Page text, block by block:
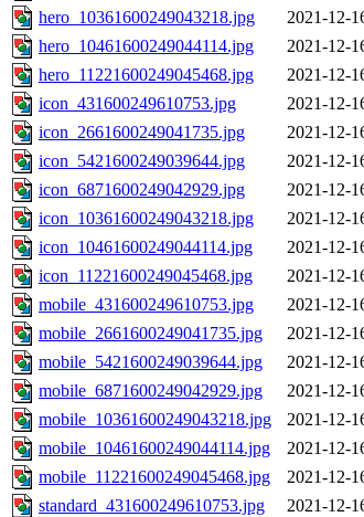
hero_10361600249043218.jpg
2021-12-
hero_10461600249044114.jpg
2021-12-
hero_11221600249045468.jpg
2021-12-
icon_431600249610753.jpg
2021-12-
icon_2661600249041735.jpg
2021-12-
icon_5421600249039644.jpg
2021-12-
icon_6871600249042929.jpg
2021-12-
icon_10361600249043218.jpg
2021-12-
icon_10461600249044114.jpg
2021-12-
icon_11221600249045468.jpg
2021-12-
mobile_431600249610753.jpg
2021-12-
mobile_2661600249041735.jpg
2021-12-
mobile_5421600249039644.jpg
2021-12-
mobile_6871600249042929.jpg
2021-12-
mobile_10361600249043218.jpg
2021-12-
mobile_10461600249044114.jpg
2021-12-
mobile_11221600249045468.jpg
2021-12-
standard_431600249610753.jpg
2021-12-